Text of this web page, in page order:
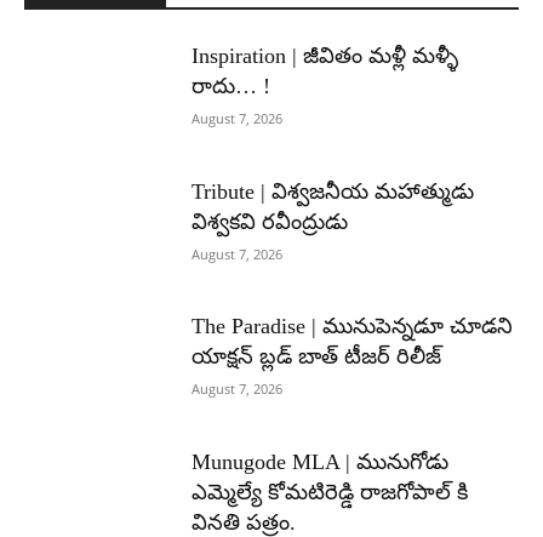
Inspiration | జీవితం మళ్లీ మళ్ళీ
రాదు… !
August 7, 2026
Tribute | విశ్వజనీయ మహాత్ముడు
విశ్వకవి రవీంద్రుడు
August 7, 2026
The Paradise | మునుపెన్నడూ చూడని
యాక్షన్ బ్లడ్ బాత్ టీజర్ రిలీజ్
August 7, 2026
Munugode MLA | మునుగోడు
ఎమ్మెల్యే కోమటిరెడ్డి రాజగోపాల్ కి
వినతి పత్రం.